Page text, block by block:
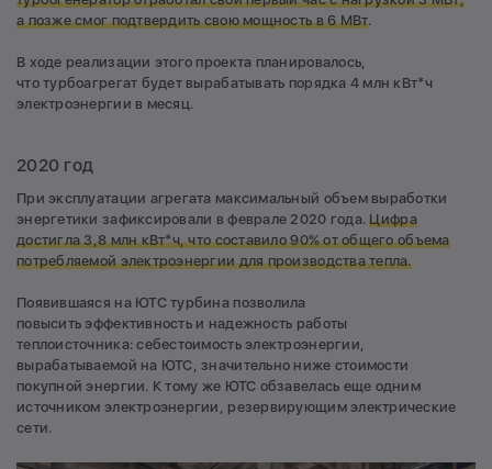
а позже смог подтвердить свою мощность в 6 МВт.
В ходе реализации этого проекта планировалось,
что турбоагрегат будет вырабатывать порядка 4 млн кВт*ч
электроэнергии в месяц.
2020 год
При эксплуатации агрегата максимальный объем выработки
энергетики зафиксировали в феврале 2020 года.Цифра
достигла 3,8 млн кВт*ч, что составило 90% от общего объема
потребляемой электроэнергии для производства тепла.
Появившаяся на ЮТС турбина позволила
повысить эффективность и надежность работы
теплоисточника: себестоимость электроэнергии,
вырабатываемой на ЮТС, значительно ниже стоимости
покупной энергии. К тому же ЮТС обзавелась еще одним
источником электроэнергии, резервирующим электрические
сети.